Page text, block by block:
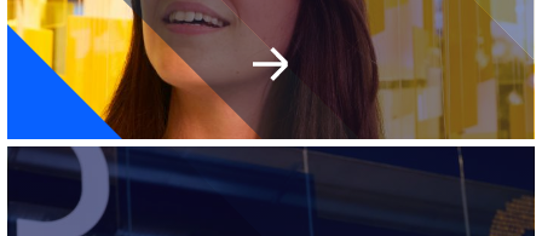
Immagine